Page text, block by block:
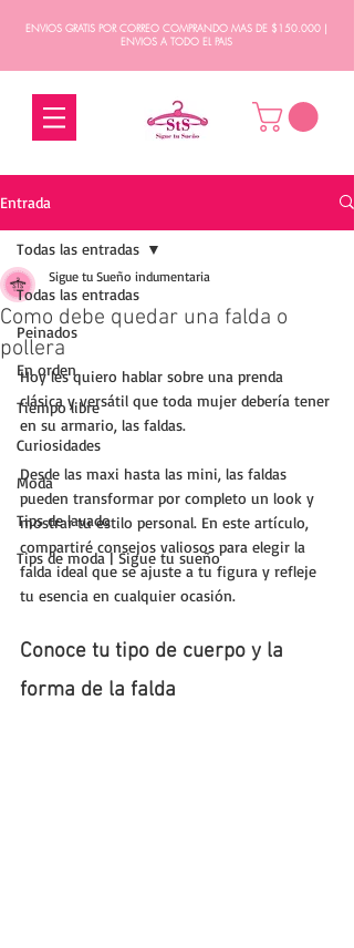
ENVIOS GRATIS POR CORREO COMPRANDO MAS DE $150.000 |
ENVIOS A TODO EL PAIS
Entrada
Todas las entradas
Peinados
En orden
Tiempo libre
Curiosidades
Moda
Tips de lavado
Tips de moda | Sigue tu sueño
Todas las entradas
Como debe quedar una falda o
pollera
Sigue tu Sueño indumentaria
Hoy les quiero hablar sobre una prenda
clásica y versátil que toda mujer debería tener
en su armario, las faldas.
Desde las maxi hasta las mini, las faldas
pueden transformar por completo un look y
mostrar tu estilo personal. En este artículo,
compartiré consejos valiosos para elegir la
falda ideal que se ajuste a tu figura y refleje
tu esencia en cualquier ocasión.
Conoce tu tipo de cuerpo y la
forma de la falda